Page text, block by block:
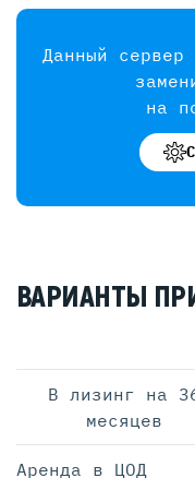
Данный сервер
на
ВАРИАНТЫ
В лизинг на
месяцев
Аренда в ЦОД